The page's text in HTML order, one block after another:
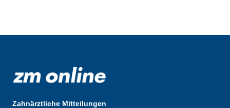
Zahnärztliche Mitteilungen